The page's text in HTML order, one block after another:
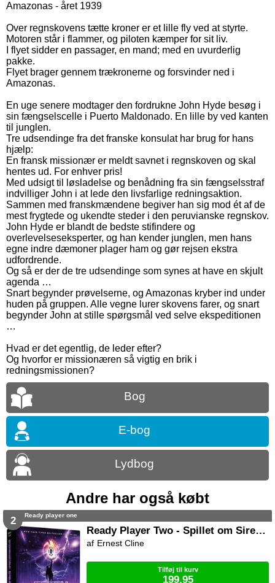
Amazonas - året 1939
Over regnskovens tætte kroner er et lille fly ved at styrte.
Motoren står i flammer, og piloten kæmper for sit liv.
I flyet sidder en passager, en mand; med en uvurderlig
pakke.
Flyet brager gennem trækronerne og forsvinder ned i
Amazonas.
En uge senere modtager den fordrukne John Hyde besøg i
sin fængselscelle i Puerto Maldonado. En lille by ved kanten
til junglen.
Tre udsendinge fra det franske konsulat har brug for hans
hjælp:
En fransk missionær er meldt savnet i regnskoven og skal
hentes ud. For enhver pris!
Med udsigt til løsladelse og benådning fra sin fængselsstraf
indvilliger John i at lede den livsfarlige redningsaktion.
Sammen med franskmændene begiver han sig mod ét af de
mest frygtede og ukendte steder i den peruvianske regnskov.
John Hyde er blandt de bedste stifindere og
overlevelseseksperter, og han kender junglen, men hans
egne indre dæmoner plager ham og gør rejsen ekstra
udfordrende.
Og så er der de tre udsendinge som synes at have en skjult
agenda …
Snart begynder prøvelserne, og Amazonas kryber ind under
huden på gruppen. Alle vegne lurer skovens farer, og snart
begynder John at stille spørgsmål ved selve ekspeditionen
…
Hvad er det egentlig, de leder efter?
Og hvorfor er missionæren så vigtig en brik i
redningsmissionen?
Bog
E-bog
Lydbog
Andre har også købt
2 Ready player one
Ready Player Two - Spillet om Sirenen
Ernest Cline
Tilføj til kurv
199,95